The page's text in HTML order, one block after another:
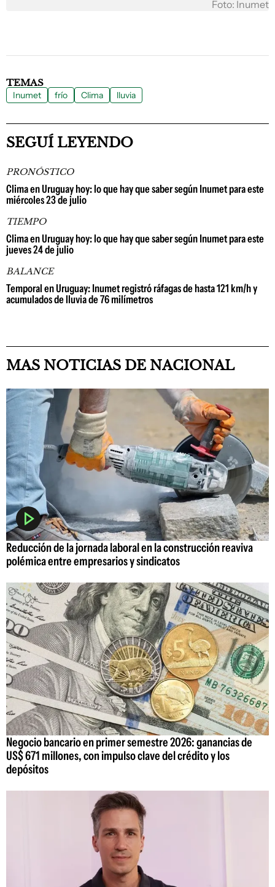
Foto: Inumet
TEMAS
Inumet frío Clima lluvia
SEGUÍ LEYENDO
PRONÓSTICO
Clima en Uruguay hoy: lo que hay que saber según Inumet para este
miércoles 23 de julio
TIEMPO
Clima en Uruguay hoy: lo que hay que saber según Inumet para este
jueves 24 de julio
BALANCE
Temporal en Uruguay: Inumet registró ráfagas de hasta 121 km/h y
acumulados de lluvia de 76 milímetros
MAS NOTICIAS DE NACIONAL
Reducción de la jornada laboral en la construcción reaviva
polémica entre empresarios y sindicatos
Negocio bancario en primer semestre 2026: ganancias de
US$ 671 millones, con impulso clave del crédito y los
depósitos